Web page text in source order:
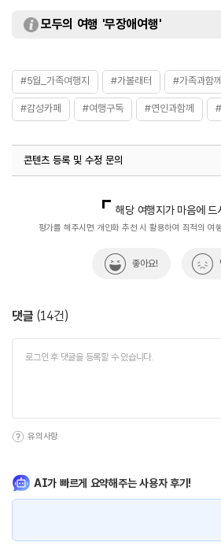
모두의 여행 '무장애여행'
#5월_가족여행지 #가볼래터 #가족과함께
#감성카페 #여행구독 #연인과함께
콘텐츠 등록 및 수정 문의
해당 여행지가 마음에 드
평가를 해주시면 개인화 추천 시 활용하여 최적의 여
좋아요!
댓글 (14건)
유의사항
AI가 빠르게 요약해주는 사용자 후기!